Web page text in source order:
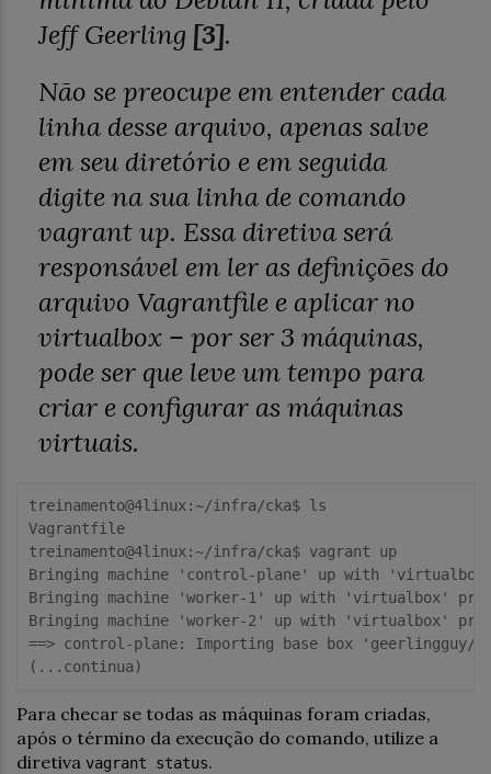
Jeff Geerling [3].
Não se preocupe em entender cada
linha desse arquivo, apenas salve
em seu diretório e em seguida
digite na sua linha de comando
vagrant up. Essa diretiva será
responsável em ler as definições do
arquivo Vagrantfile e aplicar no
virtualbox – por ser 3 máquinas,
pode ser que leve um tempo para
criar e configurar as máquinas
virtuais.
treinamento@4linux :~/infra/cka$ ls
Vagrantfile
treinamento@4linux :~/infra/cka$ vagrant up
Bringing machine
'control-plane' up with
Bringing machine
'worker-1' up with 'virtualbox'
Bringing machine
'worker-2' up with 'virtualbox'
==> control-plane: Importing base box
'geerlingguy/
Para checar se todas as máquinas foram criadas,
após o término da execução do comando, utilize a
diretiva vagrant status.